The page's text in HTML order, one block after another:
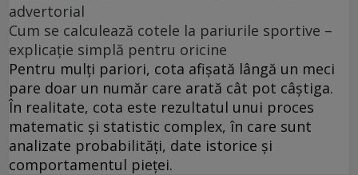
advertorial
Cum se calculează cotele la pariurile sportive –
explicație simplă pentru oricine
Pentru mulți pariori, cota afișată lângă un meci
pare doar un număr care arată cât pot câștiga.
În realitate, cota este rezultatul unui proces
matematic și statistic complex, în care sunt
analizate probabilități, date istorice și
comportamentul pieței.